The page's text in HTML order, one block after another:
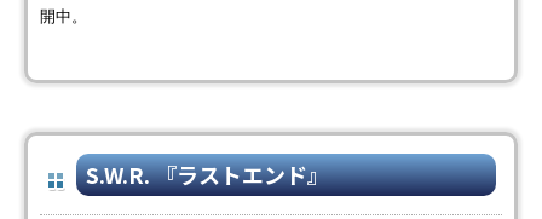
開中。
S.W.R. 『ラストエンド』